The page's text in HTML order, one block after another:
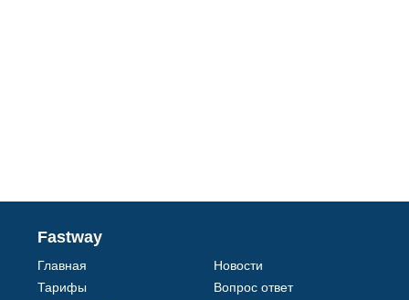
Fastway
Главная
Тарифы
Новости
Вопрос ответ